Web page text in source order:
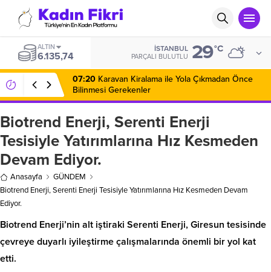
ALTIN
6.135,74
İSTANBUL
PARÇALI BULUTLU 29°C
07:20 Karavan Kiralama ile Yola Çıkmadan Önce
Bilinmesi Gerekenler
Biotrend Enerji, Serenti Enerji
Tesisiyle Yatırımlarına Hız Kesmeden
Devam Ediyor.
Anasayfa
GÜNDEM
Biotrend Enerji, Serenti Enerji Tesisiyle Yatırımlarına Hız Kesmeden Devam
Ediyor.
Biotrend Enerji’nin alt iştiraki Serenti Enerji, Giresun tesisinde
çevreye duyarlı iyileştirme çalışmalarında önemli bir yol kat
etti.